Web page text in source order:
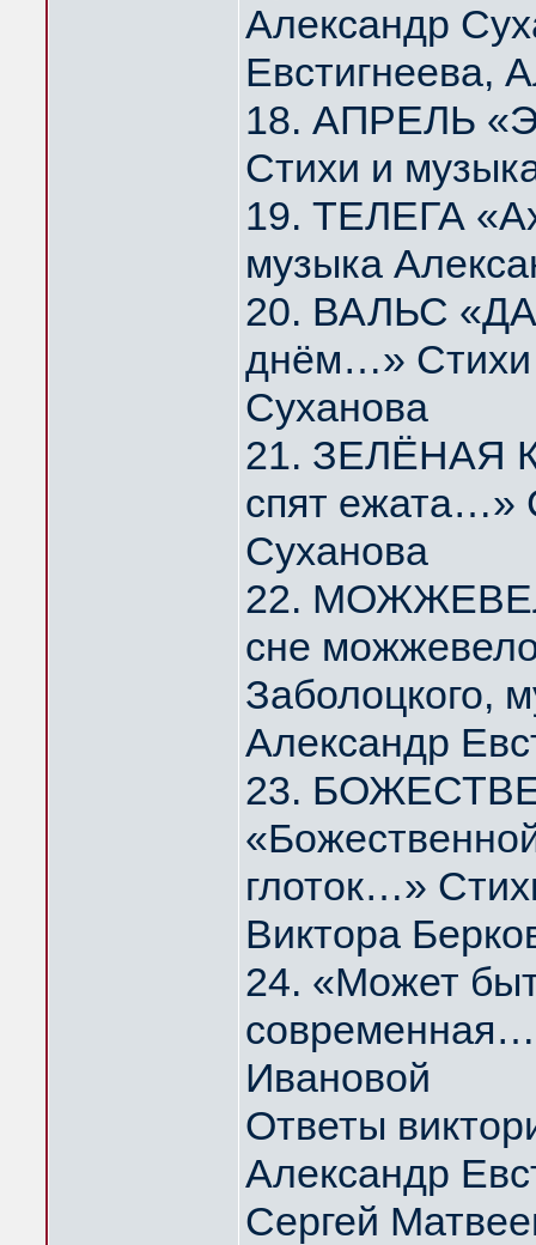
Александр
Евстигнеева,
18. АПРЕЛЬ
Стихи и
19. ТЕЛЕГА
музыка
20. ВАЛЬС «ДА
днём…» Стихи
Суханова
21. ЗЕЛЁНАЯ
спят ежата…»
Суханова
22.
сне
Заболоцкого,
Александр
23.
глоток…»
Виктора
24. «Может
Ивановой
Ответы
Александр
Сергей